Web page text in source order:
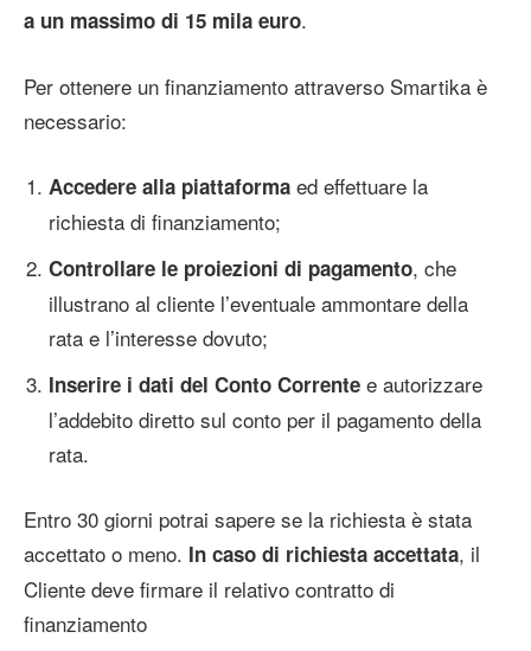
a un massimo di 15 mila euro.
Per ottenere un finanziamento attraverso Smartika è
necessario:
Accedere alla piattaforma ed effettuare la
richiesta di finanziamento;
Controllare le proiezioni di pagamento, che
illustrano al cliente l’eventuale ammontare della
rata e l’interesse dovuto;
Inserire i dati del Conto Corrente e autorizzare
l’addebito diretto sul conto per il pagamento della
rata.
Entro 30 giorni potrai sapere se la richiesta è stata
accettato o meno. In caso di richiesta accettata, il
Cliente deve firmare il relativo contratto di
finanziamento